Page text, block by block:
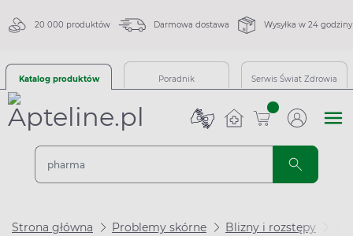
20 000 produktów Darmowa dostawa Wysyłka w 24 godziny
Katalog produktów Poradnik Serwis Świat Zdrowia
sztuk
Strona główna Problemy skórne Blizny i rozstępy